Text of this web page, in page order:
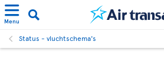
Menu
Status - vluchtschema's